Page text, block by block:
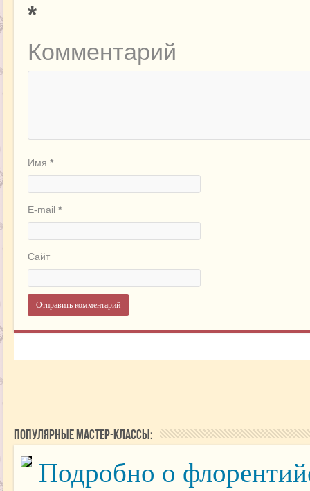
*
Комментарий
Имя *
E-mail *
Сайт
Популярные мастер-классы:
Подробно о